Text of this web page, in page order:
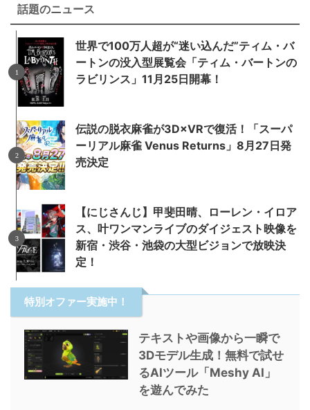
話題のニュース
世界で100万人超が“迷い込んだ”ティム・バ
ートンの没入型展覧会「ティム・バートンの
ラビリンス」11月25日開幕！
伝説の脱衣麻雀が3D×VRで復活！「スーパ
ーリアル麻雀 Venus Returns」8月27日発
売決定
【にじさんじ】甲斐田晴、ローレン・イロア
ス、叶ワンマンライブのダイジェスト映像を
新宿・渋谷・池袋の大型ビジョンで放映決
定！
特別オファー実施中！
テキストや画像から一瞬で
3Dモデル生成！無料で試せ
るAIツール「Meshy AI」
を遊んでみた